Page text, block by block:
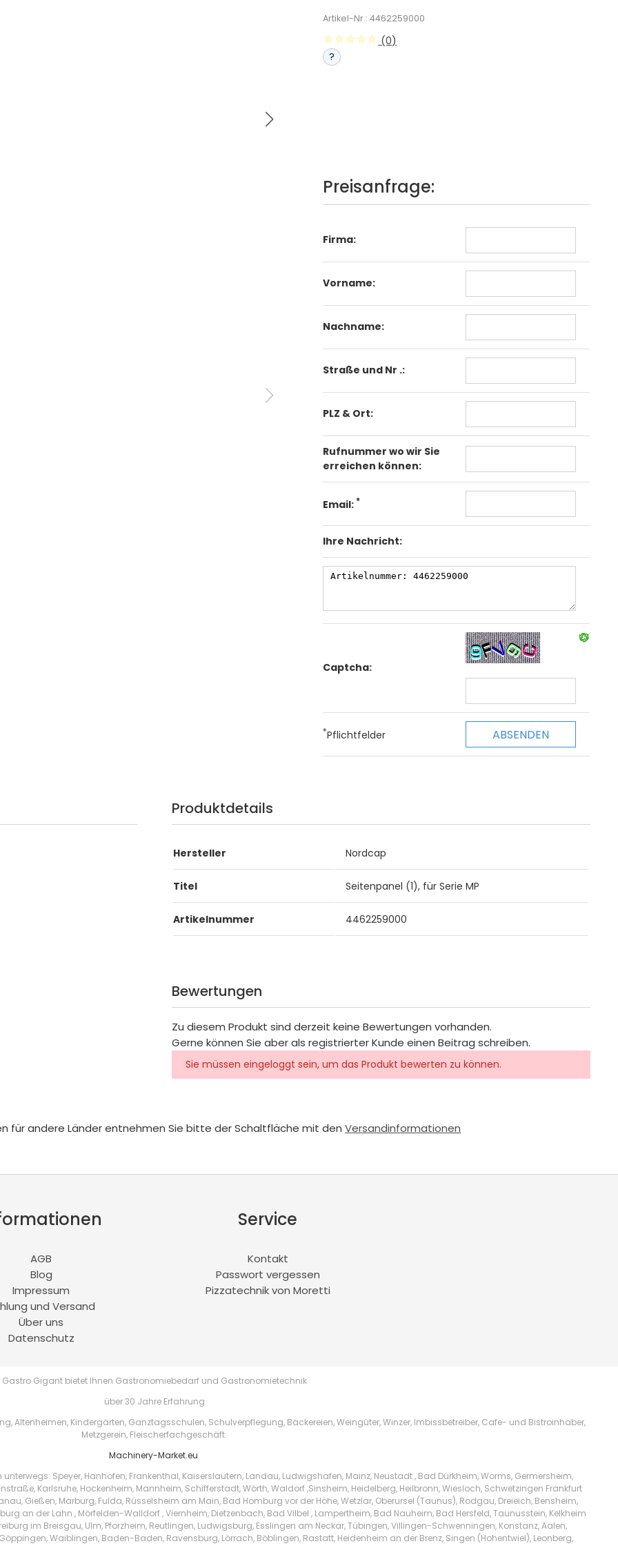
Artikel-Nr.: 4462259000
(0)
?
Preisanfrage:
Firma:
Vorname:
Nachname:
Straße und Nr .:
PLZ & Ort:
Rufnummer wo wir Sie
erreichen können:
Email: *
Ihre Nachricht:
Captcha:
*Pflichtfelder
Produktdetails
Hersteller Nordcap
Titel Seitenpanel (1), für Serie MP
Artikelnummer 4462259000
Bewertungen
Zu diesem Produkt sind derzeit keine Bewertungen vorhanden.
Gerne können Sie aber als registrierter Kunde einen Beitrag schreiben.
Sie müssen eingeloggt sein, um das Produkt bewerten zu können.
für andere Länder entnehmen Sie bitte der Schaltfläche mit denVersandinformationen
AGB
Blog
Impressum
und Versand
Über uns
Datenschutz
Service
Kontakt
Passwort vergessen
Pizzatechnik von Moretti
Gastro Gigant bietet Ihnen Gastronomiebedarf und Gastronomietechnik
über 30 Jahre Erfahrung
Altenheimen, Kindergärten, Ganztagsschulen, Schulverpflegung, Bäckereien, Weingüter, Winzer, Imbissbetreiber, Cafe- und Bistroinhaber,
Metzgerein, Fleischerfachgeschäft.
Machinery-Market.eu.
Speyer, Hanhofen, Frankenthal, Kaiserslautern, Landau, Ludwigshafen, Mainz, Neustadt , Bad Dürkheim, Worms, Germersheim,
Karlsruhe, Hockenheim, Mannheim, Schifferstadt, Wörth, Waldorf ,Sinsheim, Heidelberg, Heilbronn, Wiesloch, Schwetzingen Frankfurt
Gießen, Marburg, Fulda, Rüsselsheim am Main, Bad Homburg vor der Höhe, Wetzlar, Oberursel (Taunus), Rodgau, Dreieich, Bensheim,
an der Lahn , Mörfelden-Walldorf , Viernheim, Dietzenbach, Bad Vilbel , Lampertheim, Bad Nauheim, Bad Hersfeld, Taunusstein, Kelkheim
im Breisgau, Ulm, Pforzheim, Reutlingen, Ludwigsburg, Esslingen am Neckar, Tübingen, Villingen-Schwenningen, Konstanz, Aalen,
Waiblingen, Baden-Baden, Ravensburg, Lörrach, Böblingen, Rastatt, Heidenheim an der Brenz, Singen (Hohentwiel), Leonberg,